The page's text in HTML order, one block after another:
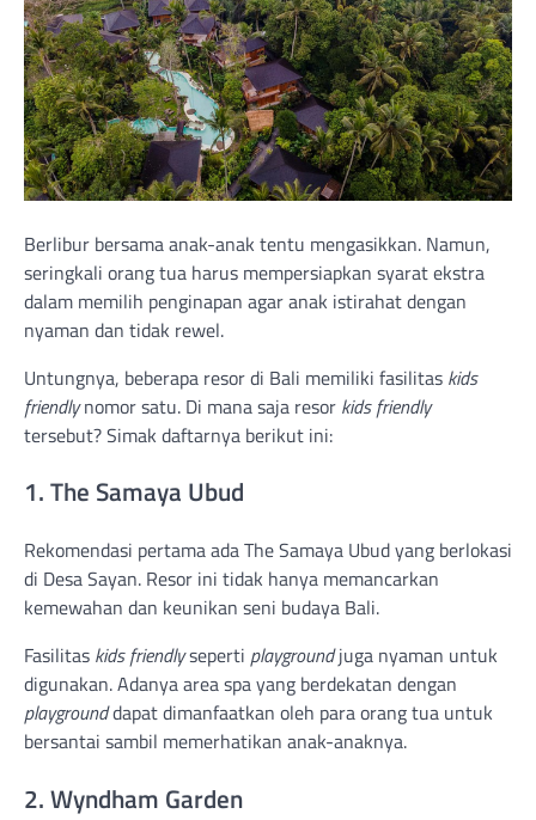
Berlibur bersama anak-anak tentu mengasikkan. Namun,
seringkali orang tua harus mempersiapkan syarat ekstra
dalam memilih penginapan agar anak istirahat dengan
nyaman dan tidak rewel.
Untungnya, beberapa resor di Bali memiliki fasilitas kids
friendlynomor satu. Di mana saja resor kids friendly
tersebut? Simak daftarnya berikut ini:
1. The Samaya Ubud
Rekomendasi pertama ada The Samaya Ubud yang berlokasi
di Desa Sayan. Resor ini tidak hanya memancarkan
kemewahan dan keunikan seni budaya Bali.
Fasilitas kids friendlyseperti playgroundjuga nyaman untuk
digunakan. Adanya area spa yang berdekatan dengan
playgrounddapat dimanfaatkan oleh para orang tua untuk
bersantai sambil memerhatikan anak-anaknya.
2. Wyndham Garden